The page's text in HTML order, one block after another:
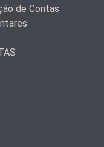
de Contas